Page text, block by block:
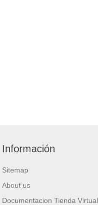
Información
Sitemap
About us
Documentacion Tienda Virtual